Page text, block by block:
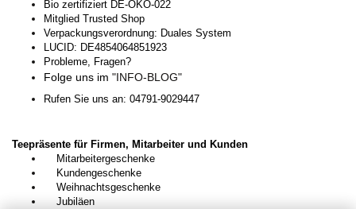
Bio zertifiziert DE-ÖKO-022
Mitglied Trusted Shop
Verpackungsverordnung: Duales System
LUCID: DE4854064851923
Probleme, Fragen?
Folge uns im "INFO-BLOG"
Rufen Sie uns an: 04791-9029447
Teepräsente für Firmen, Mitarbeiter und Kunden
Mitarbeitergeschenke
Kundengeschenke
Weihnachtsgeschenke
Jubiläen